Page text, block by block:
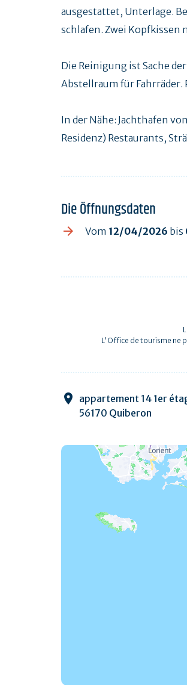
ausgestattet, Unterlage.
schlafen. Zwei Kopfkissen
Die Reinigung ist Sache
Abstellraum für
In der Nähe: Jachthafen
Residenz) Restaurants,
Die Öffnungsdaten
Vom 12/04/2026 bis
L'Office de tourisme ne
appartement 14 1er
56170 Quiberon